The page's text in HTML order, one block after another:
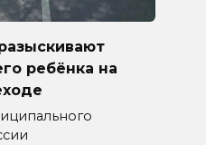
ребёнка на